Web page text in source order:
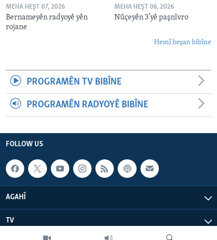
MEHA HEŞT 07, 2026
Bernameyên radyoyê yên
rojane
MEHA HEŞT 06, 2026
Nûçeyên 3’yê paşnîvro
Hemî beşan bibîne
PROGRAMÊN TV BIBÎNE
PROGRAMÊN RADYOYÊ BIBÎNE
FOLLOW US
AGAHÎ
TV